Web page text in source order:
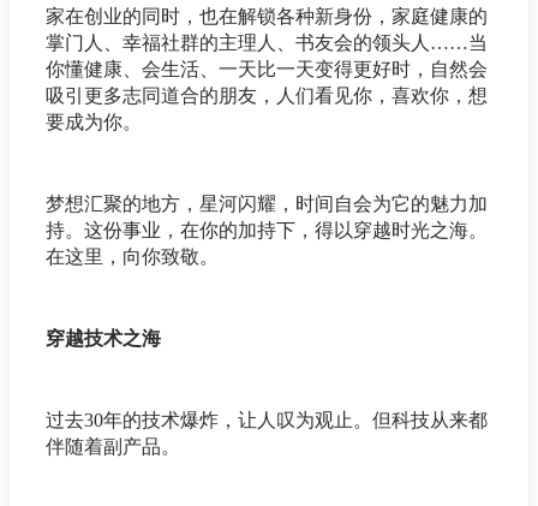
家在创业的同时，也在解锁各种新身份，家庭健康的
掌门人、幸福社群的主理人、书友会的领头人……当
你懂健康、会生活、一天比一天变得更好时，自然会
吸引更多志同道合的朋友，人们看见你，喜欢你，想
要成为你。
梦想汇聚的地方，星河闪耀，时间自会为它的魅力加
持。这份事业，在你的加持下，得以穿越时光之海。
在这里，向你致敬。
穿越技术之海
过去30年的技术爆炸，让人叹为观止。但科技从来都
伴随着副产品。